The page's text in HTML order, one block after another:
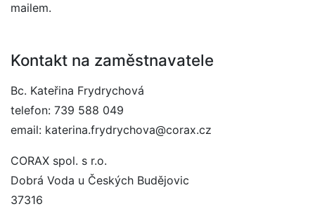
mailem.
Kontakt na zaměstnavatele
Bc. Kateřina Frydrychová
telefon: 739 588 049
email: katerina.frydrychova@corax.cz
CORAX spol. s r.o.
Dobrá Voda u Českých Budějovic
37316